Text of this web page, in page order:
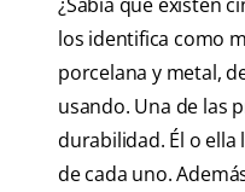
los identifica como
porcelana y metal,
usando. Una de las
durabilidad. Él o
de cada uno.